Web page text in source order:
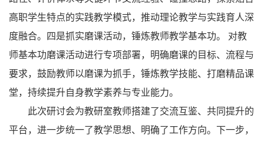
高职学生特点的实践教学模式，推动理论教学与实践育人深
度融合。四是抓实磨课活动，锤炼教师教学基本功。 对教
师基本功磨课活动进行专项部署，明确磨课的目标、流程与
要求，鼓励教师以磨课为抓手，锤炼教学技能、打磨精品课
堂，持续提升自身教学素养与专业能力。
此次研讨会为教研室教师搭建了交流互鉴、共同提升的
平台，进一步统一了教学思想、明确了工作方向。下一步，